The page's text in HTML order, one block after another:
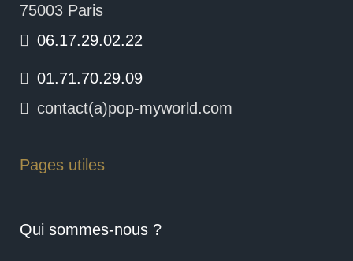
75003 Paris
06.17.29.02.22
01.71.70.29.09
contact(a)pop-myworld.com
Pages utiles
Qui sommes-nous ?